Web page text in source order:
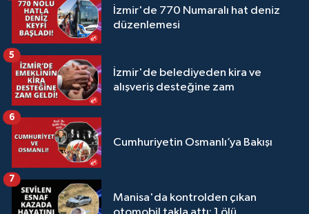
İzmir'de 770 Numaralı hat deniz
düzenlemesi
İzmir'de belediyeden kira ve
alışveriş desteğine zam
5
Cumhuriyetin Osmanlı’ya Bakışı
6
Manisa'da kontrolden çıkan
7